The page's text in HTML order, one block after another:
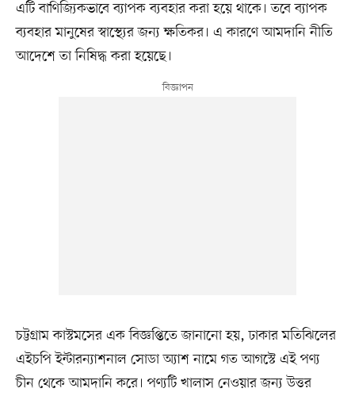
এটি বাণিজ্যিকভাবে ব্যাপক ব্যবহার করা হয়ে থাকে। তবে ব্যাপক
ব্যবহার মানুষের স্বাস্থ্যের জন্য ক্ষতিকর। এ কারণে আমদানি নীতি
আদেশে তা নিষিদ্ধ করা হয়েছে।
চট্টগ্রাম কাস্টমসের এক বিজ্ঞপ্তিতে জানানো হয়, ঢাকার মতিঝিলের
এইচপি ইন্টারন্যাশনাল সোডা অ্যাশ নামে গত আগস্টে এই পণ্য
চীন থেকে আমদানি করে। পণ্যটি খালাস নেওয়ার জন্য উত্তর